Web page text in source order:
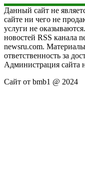
Данный сайт не
сайте ни чего не
услуги не
новостей RSS канала
newsru.com.
ответственность за
Администрация сайта
Сайт от bmb1 @ 2024